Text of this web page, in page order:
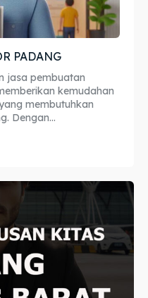
PADANG
jasa pembuatan
kemudahan
membutuhkan
Dengan...